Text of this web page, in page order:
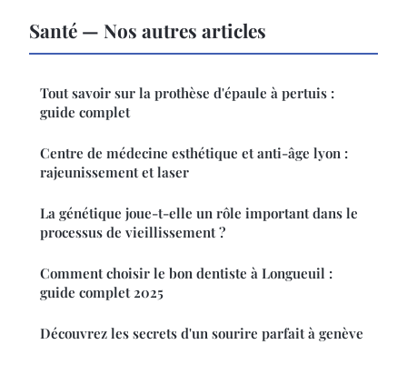
Santé — Nos autres articles
Tout savoir sur la prothèse d'épaule à pertuis :
guide complet
Centre de médecine esthétique et anti-âge lyon :
rajeunissement et laser
La génétique joue-t-elle un rôle important dans le
processus de vieillissement ?
Comment choisir le bon dentiste à Longueuil :
guide complet 2025
Découvrez les secrets d'un sourire parfait à genève